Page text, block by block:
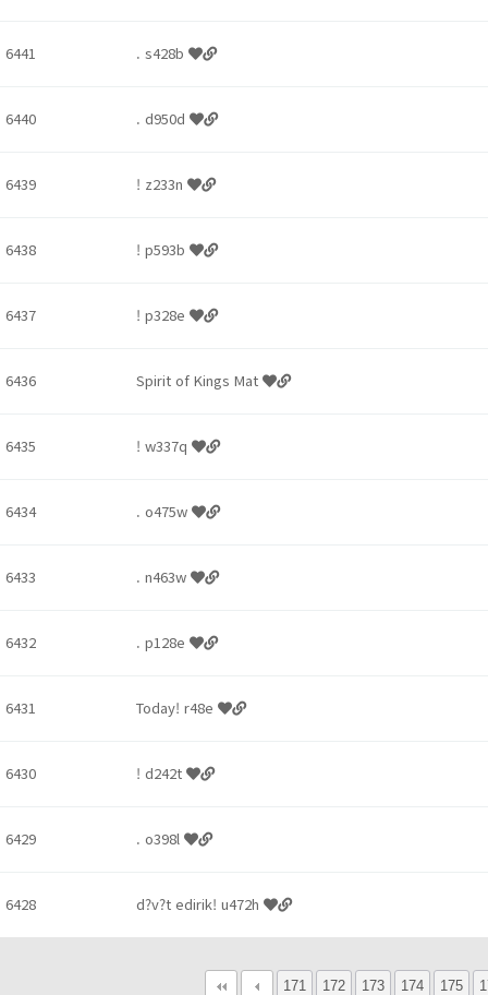
6441 . s428b
6440 . d950d
6439 ! z233n
6438 ! p593b
6437 ! p328e
6436 Spirit of Kings Mat
6435 ! w337q
6434 . o475w
6433 . n463w
6432 . p128e
6431 Today! r48e
6430 ! d242t
6429 . o398l
6428 d?v?t edirik! u472h
171 172 173 174 175